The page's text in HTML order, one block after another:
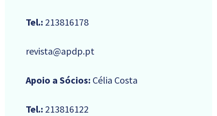
Tel.: 213816178
revista@apdp.pt
Apoio a Sócios: Célia Costa
Tel.: 213816122